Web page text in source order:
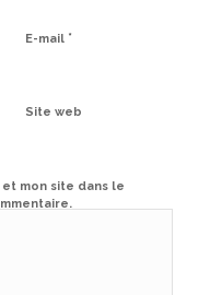
E-mail *
Site web
mon site dans le